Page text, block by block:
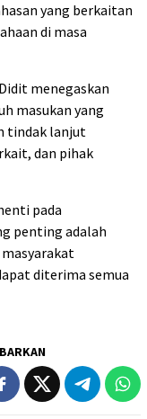
yang berkaitan
di masa
menegaskan
masukan yang
tindak lanjut
dan pihak
pada
penting adalah
diterima semua